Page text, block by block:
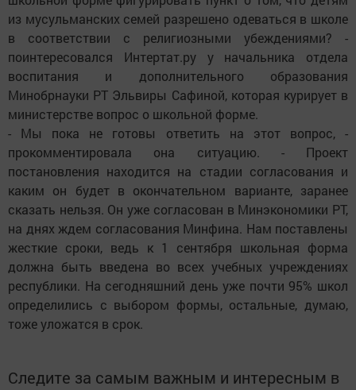
из мусульманских семей разрешено одеваться в школе
в соответствии с религиозными убеждениями? -
поинтересовался Интертат.ру у начальника отдела
воспитания и дополнительного образования
Минобрнауки РТ Эльвиры Сафиной, которая курирует в
министерстве вопрос о школьной форме.
- Мы пока не готовы ответить на этот вопрос, -
прокомментировала она ситуацию. - Проект
постановления находится на стадии согласования и
каким он будет в окончательном варианте, заранее
сказать нельзя. Он уже согласован в Минэкономики РТ,
на днях ждем согласования Минфина. Нам поставлены
жесткие сроки, ведь к 1 сентября школьная форма
должна быть введена во всех учебных учреждениях
республики. На сегодняшний день уже почти 95% школ
определились с выбором формы, остальные, думаю,
тоже уложатся в срок.
Следите за самым важным и интересным в